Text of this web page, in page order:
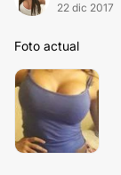
22 dic 2017
Foto actual